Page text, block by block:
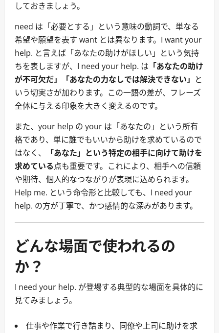
しておきましょう。
need は「必要とする」という意味の動詞で、単なる
希望や願望を表す want とは異なります。I want your
help. と言えば「あなたの助けがほしい」という気持
ちを表しますが、I need your help. は 「あなたの助け
が不可欠だ」「あなたの力なしでは解決できない」 と
いう切実さが加わります。この一語の差が、フレーズ
全体に与える印象を大きく変えるのです。
また、your help の your は「あなたの」という所有
格であり、単に誰でもいいから助けを求めているので
はなく、
「あなた」という特定の相手に向けて助けを
求めている点も重要です。これにより、相手への信頼
や期待、個人的なつながりが表現に込められます。
Help me. という命令形と比較しても、I need your
help. の方が丁寧で、かつ感情的な深みがあります。
どんな場面で使われるの
か？
I need your help. が登場する典型的な場面を具体的に
見てみましょう。
仕事や作業で行き詰まり、同僚や上司に助けを求